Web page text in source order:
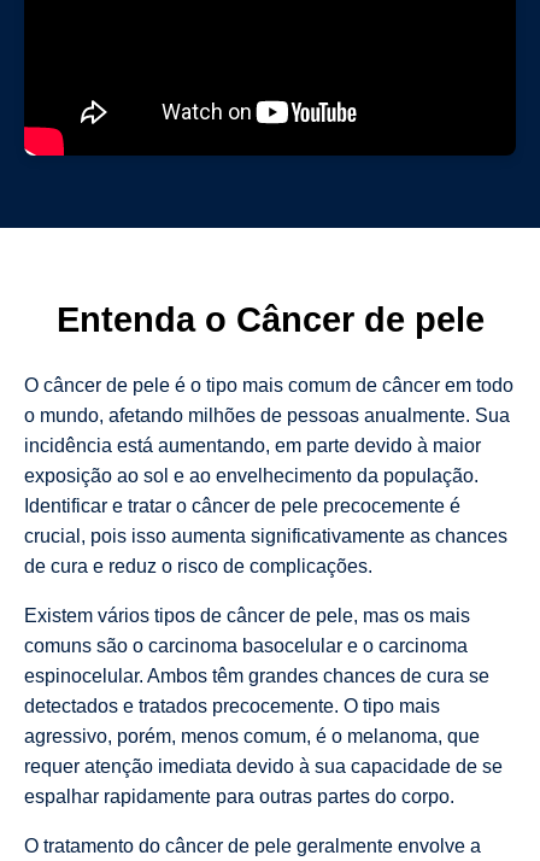
Entenda o Câncer de pele
O câncer de pele é o tipo mais comum de câncer em todo
o mundo, afetando milhões de pessoas anualmente. Sua
incidência está aumentando, em parte devido à maior
exposição ao sol e ao envelhecimento da população.
Identificar e tratar o câncer de pele precocemente é
crucial, pois isso aumenta significativamente as chances
de cura e reduz o risco de complicações.
Existem vários tipos de câncer de pele, mas os mais
comuns são o carcinoma basocelular e o carcinoma
espinocelular. Ambos têm grandes chances de cura se
detectados e tratados precocemente. O tipo mais
agressivo, porém, menos comum, é o melanoma, que
requer atenção imediata devido à sua capacidade de se
espalhar rapidamente para outras partes do corpo.
O tratamento do câncer de pele geralmente envolve a